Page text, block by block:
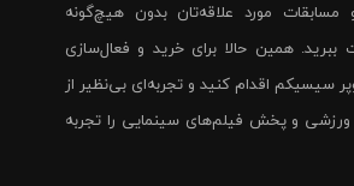
مسابقات مورد علاقه‌تان بدون هیچ‌گونه
ببرید. همین حالا برای خرید و فعال‌سازی
سیسیکم اقدام کنید و تجربه‌ای بی‌نظیر از
ورزشی و پخش فیلم‌های سینمایی را تجربه